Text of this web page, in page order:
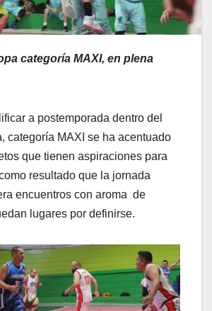
categoría MAXI, en plena
a postemporada dentro del
categoría MAXI se ha acentuado
que tienen aspiraciones para
resultado que la jornada
encuentros con aroma de
lugares por definirse.